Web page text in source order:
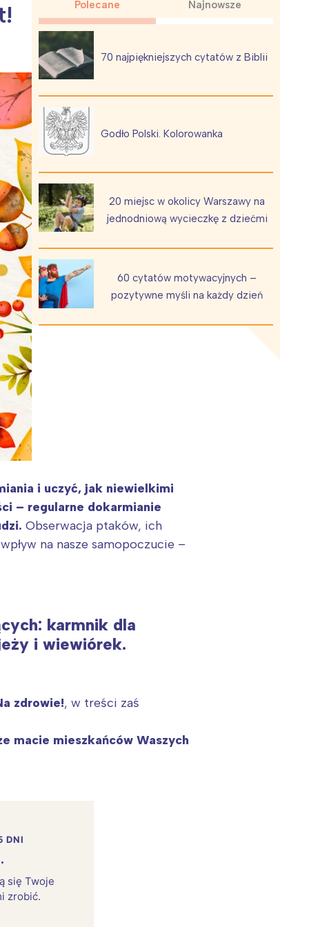
Polecane Najnowsze
70 najpiękniejszych cytatów z Biblii
Godło Polski. Kolorowanka
20 miejsc w okolicy Warszawy na
jednodniową wycieczkę z dziećmi
60 cytatów motywacyjnych –
pozytywne myśli na każdy dzień
i uczyć, jak niewielkimi
– regularne dokarmianie
Obserwacja ptaków, ich
na nasze samopoczucie –
karmnik dla
i wiewiórek.
zdrowie!, w treści zaś
macie mieszkańców Waszych
DNI
się Twoje
zrobić.